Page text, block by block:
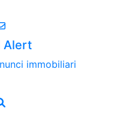
Alert
immobiliari